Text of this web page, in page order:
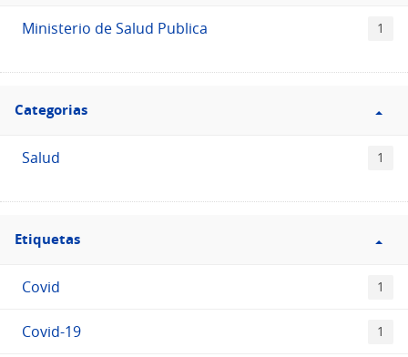
Ministerio de Salud Publica 1
Filtro
Categorias
Categorias
Salud 1
Filtro
Etiquetas
Etiquetas
Covid 1
Covid-19 1